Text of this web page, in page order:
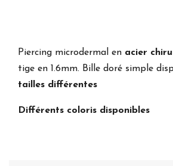
Piercing microdermal en acier
tige en 1.6mm. Bille doré simple
tailles différentes
Différents coloris disponibles